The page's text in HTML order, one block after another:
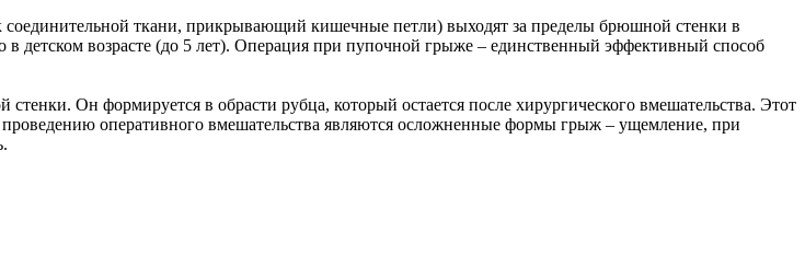
ткани, прикрывающий кишечные петли) выходят за пределы брюшной стенки в
в детском возрасте (до 5 лет). Операция при пупочной грыже – единственный эффективный способ
Он формируется в обрасти рубца, который остается после хирургического вмешательства. Этот
оперативного вмешательства являются осложненные формы грыж – ущемление, при